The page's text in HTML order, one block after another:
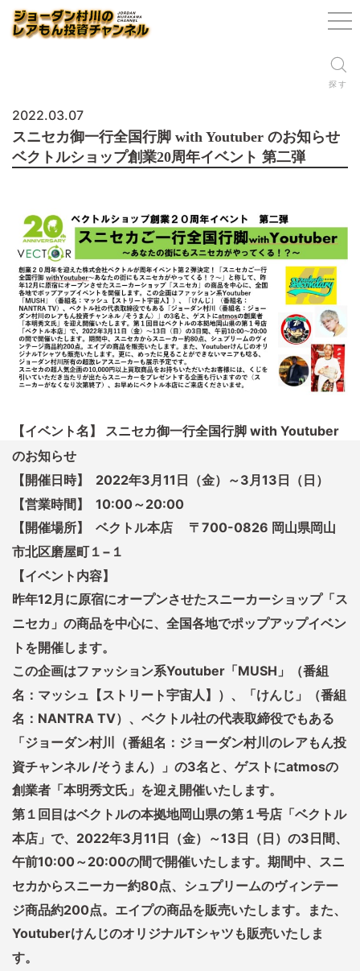
2022.03.07
スニセカ御一行全国行脚 with Youtuber のお知らせ
ベクトルショップ創業20周年イベント 第二弾
【イベント名】 スニセカ御一行全国行脚 with Youtuber
のお知らせ
【開催日時】 2022年3月11日（金）～3月13日（日）
【営業時間】 10:00～20:00
【開催場所】 ベクトル本店 〒700-0826 岡山県岡山
市北区磨屋町１−１
【イベント内容】
昨年12月に原宿にオープンさせたスニーカーショップ「ス
ニセカ」の商品を中心に、全国各地でポップアップイベン
トを開催します。
この企画はファッション系Youtuber「MUSH」（番組
名：マッシュ【ストリート宇宙人】）、「けんじ」（番組
名：NANTRA TV）、ベクトル社の代表取締役でもある
「ジョーダン村川（番組名：ジョーダン村川のレアもん投
資チャンネル /そうまん）」の3名と、ゲストにatmosの
創業者「本明秀文氏」を迎え開催いたします。
第１回目はベクトルの本拠地岡山県の第１号店「ベクトル
本店」で、2022年3月11日（金）～13日（日）の3日間、
午前10:00～20:00の間で開催いたします。期間中、スニ
セカからスニーカー約80点、シュプリームのヴィンテー
ジ商品約200点。エイプの商品を販売いたします。また、
YoutuberけんじのオリジナルTシャツも販売いたしま
す。
探す